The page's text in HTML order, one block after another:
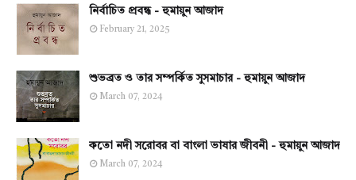
নির্বাচিত প্রবন্ধ - হুমায়ুন আজাদ
February 21, 2025
শুভব্রত ও তার সম্পর্কিত সুসমাচার - হুমায়ুন আজাদ
March 07, 2024
কতো নদী সরোবর বা বাংলা ভাষার জীবনী - হুমায়ুন আজাদ
March 07, 2024